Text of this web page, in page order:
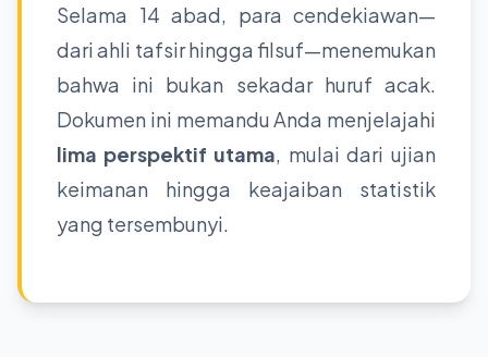
Selama 14 abad, para cendekiawan—
dari ahli tafsir hingga filsuf—menemukan
bahwa ini bukan sekadar huruf acak.
Dokumen ini memandu Anda menjelajahi
lima perspektif utama, mulai dari ujian
keimanan hingga keajaiban statistik
yang tersembunyi.